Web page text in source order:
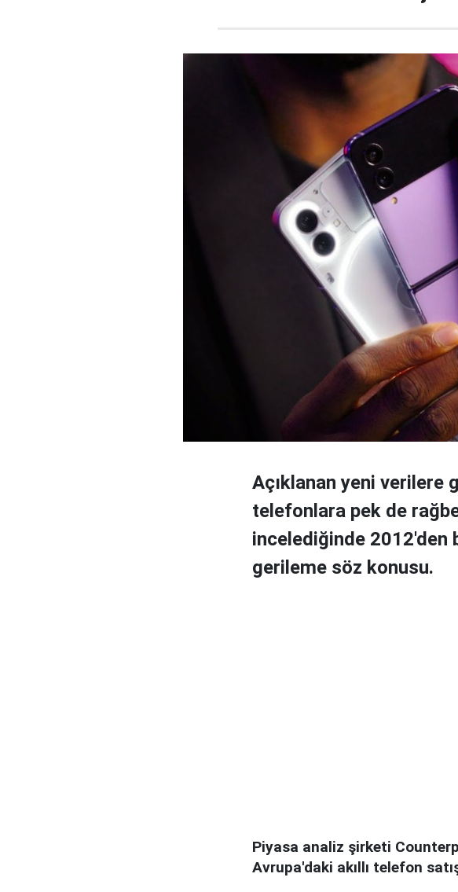
Açıklanan yeni verilere
telefonlara pek de
incelediğinde 2012'den
gerileme söz konusu.
Piyasa analiz şirketi
Avrupa'daki akıllı telefon